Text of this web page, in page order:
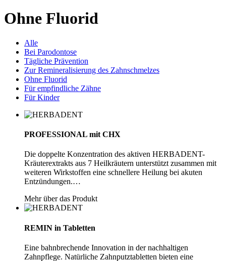
Ohne Fluorid
Alle
Bei Parodontose
Tägliche Prävention
Zur Remineralisierung des Zahnschmelzes
Ohne Fluorid
Für empfindliche Zähne
Für Kinder
PROFESSIONAL mit CHX
Die doppelte Konzentration des aktiven HERBADENT-
Kräuterextrakts aus 7 Heilkräutern unterstützt zusammen mit
weiteren Wirkstoffen eine schnellere Heilung bei akuten
Entzündungen.…
Mehr über das Produkt
REMIN in Tabletten
Eine bahnbrechende Innovation in der nachhaltigen
Zahnpflege. Natürliche Zahnputztabletten bieten eine